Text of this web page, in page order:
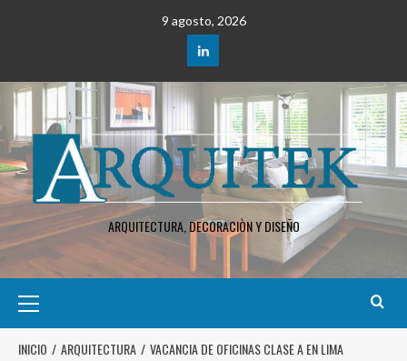
9 agosto, 2026
ARQUITECTURA, DECORACIÒN Y DISEÑO
INICIO ARQUITECTURA
VACANCIA DE OFICINAS CLASE A EN LIMA